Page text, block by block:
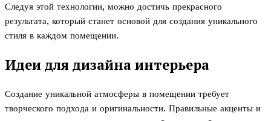
Следуя этой технологии, можно достичь прекрасного
результата, который станет основой для создания уникального
стиля в каждом помещении.
Идеи для дизайна интерьера
Создание уникальной атмосферы в помещении требует
творческого подхода и оригинальности. Правильные акценты и